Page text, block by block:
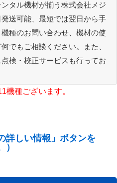
タル機材が揃う株式会社メジ
送可能、最短では翌日から手
種のお問い合わせ、機材の使
でもご相談ください。また、
検・校正サービスも行ってお
機種ございます。
詳しい情報」ボタンを